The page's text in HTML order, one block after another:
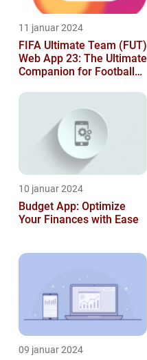
11 januar 2024
FIFA Ultimate Team (FUT)
Web App 23: The Ultimate
Companion for Football
10 januar 2024
Budget App: Optimize
Your Finances with Ease
09 januar 2024